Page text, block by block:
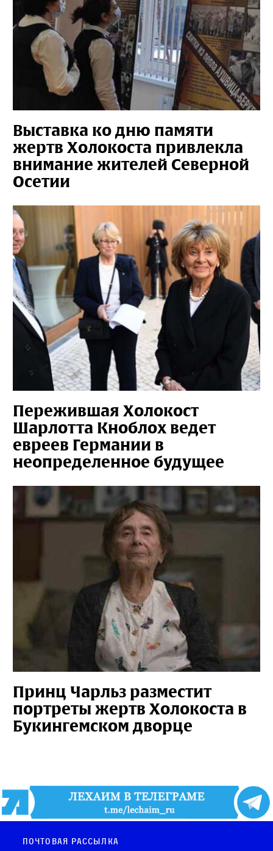
Выставка ко дню памяти
жертв Холокоста привлекла
внимание жителей Северной
Осетии
Пережившая Холокост
Шарлотта Кноблох ведет
евреев Германии в
неопределенное будущее
Принц Чарльз разместит
портреты жертв Холокоста в
Букингемском дворце
Почтовая рассылка